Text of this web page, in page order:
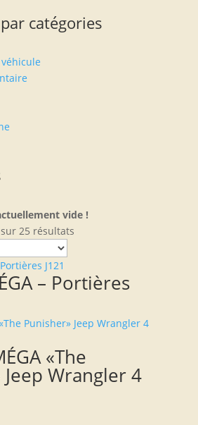
catégories
vide !
25 résultatsTrié
– Portières
«The
Wrangler 4